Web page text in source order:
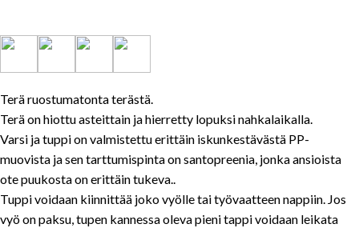
Terä ruostumatonta terästä.
Terä on hiottu asteittain ja hierretty lopuksi nahkalaikalla.
Varsi ja tuppi on valmistettu erittäin iskunkestävästä PP-
muovista ja sen tarttumispinta on santopreenia, jonka ansioista
ote puukosta on erittäin tukeva..
Tuppi voidaan kiinnittää joko vyölle tai työvaatteen nappiin. Jos
vyö on paksu, tupen kannessa oleva pieni tappi voidaan leikata